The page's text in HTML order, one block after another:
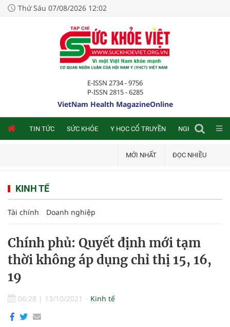
Thứ Sáu 07/08/2026 12:02
E-ISSN 2734 - 9756
P-ISSN 2815 - 6285
VietNam Health MagazineOnline
TIN TỨC SỨC KHỎE Y HỌC CỔ TRUYỀN NGHIÊN CỨU
MỚI NHẤT ĐỌC NHIỀU
KINH TẾ
Tài chính Doanh nghiệp
Chính phủ: Quyết định mới tạm
thời không áp dụng chỉ thị 15, 16,
19
06:28 | 13/10/2021 Kinh tế